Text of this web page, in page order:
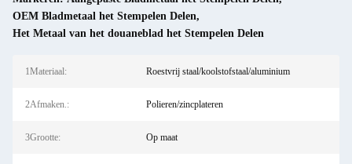
OEM Bladmetaal het Stempelen Delen,
Het Metaal van het douaneblad het Stempelen Delen
1Materiaal: Roestvrij staal/koolstofstaal/aluminium
2Afmaken.: Polieren/zincplateren
3Grootte: Op maat